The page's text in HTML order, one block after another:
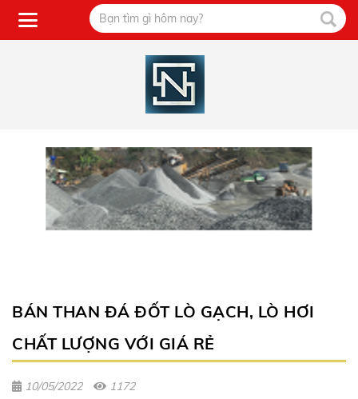
BÁN THAN ĐÁ ĐỐT LÒ GẠCH, LÒ HƠI
CHẤT LƯỢNG VỚI GIÁ RẺ
10/05/2022 1172